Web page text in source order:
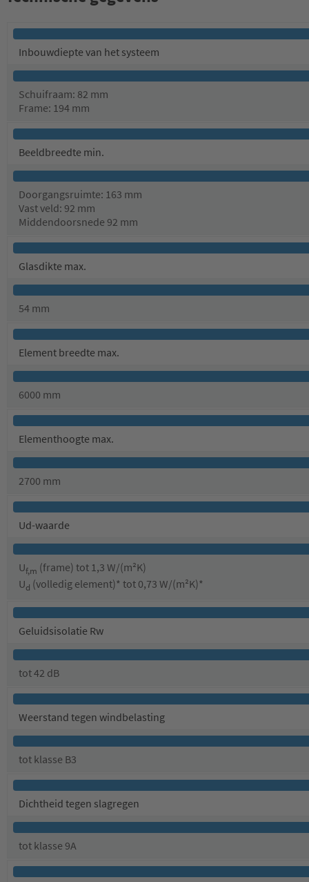
Inbouwdiepte van het systeem
Schuifraam: 82 mm
Frame: 194 mm
Beeldbreedte min.
Doorgangsruimte: 163 mm
Vast veld: 92 mm
Middendoorsnede 92 mm
Glasdikte max.
54 mm
Element breedte max.
6000 mm
Elementhoogte max.
2700 mm
Ud-waarde
Uf,m (frame) tot 1,3 W/(m²K)
Ud (volledig element)* tot 0,73 W/(m²K)*
Geluidsisolatie Rw
tot 42 dB
Weerstand tegen windbelasting
tot klasse B3
Dichtheid tegen slagregen
tot klasse 9A